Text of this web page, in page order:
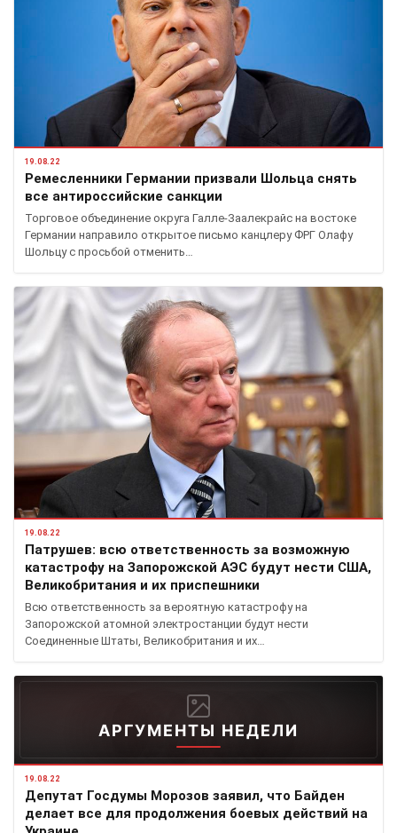
19.08.22
Ремесленники Германии призвали Шольца снять
все антироссийские санкции
Торговое объединение округа Галле-Заалекрайс на востоке
Германии направило открытое письмо канцлеру ФРГ Олафу
Шольцу с просьбой отменить…
19.08.22
Патрушев: всю ответственность за возможную
катастрофу на Запорожской АЭС будут нести США,
Великобритания и их приспешники
Всю ответственность за вероятную катастрофу на
Запорожской атомной электростанции будут нести
Соединенные Штаты, Великобритания и их…
АРГУМЕНТЫ НЕДЕЛИ
19.08.22
Депутат Госдумы Морозов заявил, что Байден
делает все для продолжения боевых действий на